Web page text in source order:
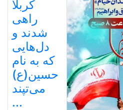
کربلا
راهی
شدند و
دل‌هایی
که به نام
حسین(ع)
می‌تپند
...